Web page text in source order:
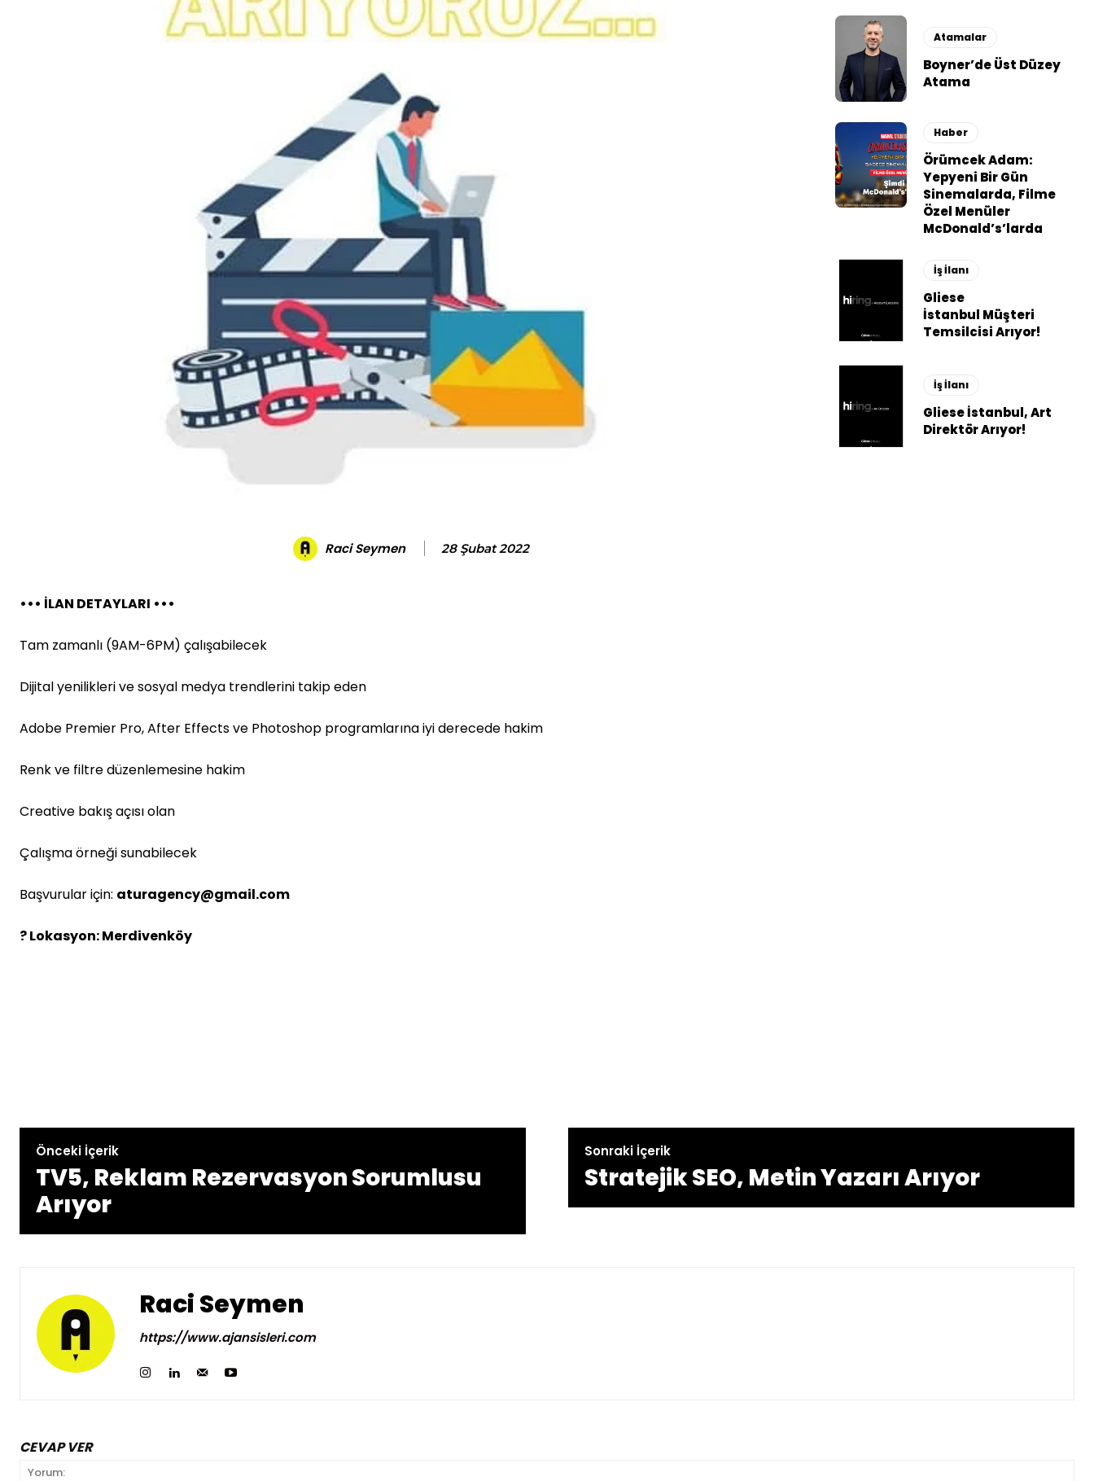
Raci Seymen 28 Şubat 2022
••• İLAN DETAYLARI •••
Tam zamanlı (9AM-6PM) çalışabilecek
Dijital yenilikleri ve sosyal medya trendlerini takip eden
Adobe Premier Pro, After Effects ve Photoshop programlarına iyi derecede hakim
Renk ve filtre düzenlemesine hakim
Creative bakış açısı olan
Çalışma örneği sunabilecek
Başvurular için: aturagency@gmail.com
? Lokasyon: Merdivenköy
Atamalar
Boyner’de Üst Düzey
Atama
Haber
Örümcek Adam:
Yepyeni Bir Gün
Sinemalarda, Filme
Özel Menüler
McDonald’s’larda
İş İlanı
Gliese
İstanbul Müşteri
Temsilcisi Arıyor!
İş İlanı
Gliese İstanbul, Art
Direktör Arıyor!
Önceki İçerik
TV5, Reklam Rezervasyon Sorumlusu
Arıyor
Sonraki İçerik
Stratejik SEO, Metin Yazarı Arıyor
Raci Seymen
https://www.ajansisleri.com
CEVAP VER